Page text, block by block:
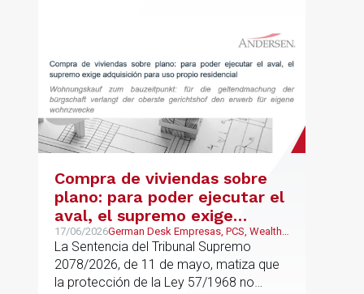
Compra de viviendas sobre
plano: para poder ejecutar el
aval, el supremo exige
adquisición para uso propio
residencial
17/06/2026German Desk Empresas, PCS, Wealth
Management & Family Business
La Sentencia del Tribunal Supremo
2078/2026, de 11 de mayo, matiza que
la protección de la Ley 57/1968 no